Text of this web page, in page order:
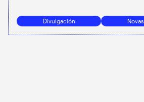
Divulgación Novas